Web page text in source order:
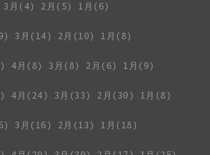
3月(4) 2月(5)
1月(6)
3月(14) 2月(10)
1月(8)
4月(8) 3月(8) 2月(6)
1月(9)
4月(24) 3月(33) 2月(30)
1月(8)
3月(16) 2月(13)
1月(18)